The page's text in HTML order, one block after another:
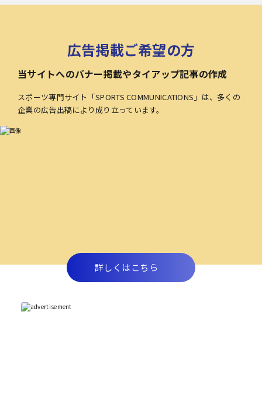
広告掲載ご希望の方
当サイトへのバナー掲載やタイアップ記事の作成
スポーツ専門サイト「SPORTS COMMUNICATIONS」は、多くの
企業の広告出稿により成り立っています。
詳しくはこちら